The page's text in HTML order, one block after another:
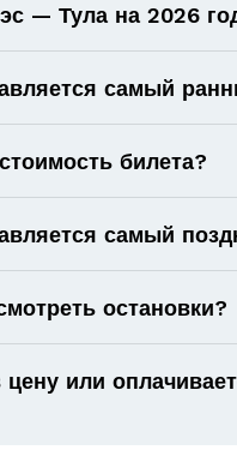
— Тула на 2026
самый
билета?
самый
остановки?
или